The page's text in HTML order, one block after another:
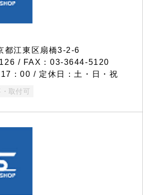
江東区扇橋3-2-6
/ FAX：03-3644-5120
：00 / 定休日：土・日・祝
・取付可